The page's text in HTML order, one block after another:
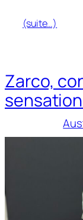
(suite…)
Zarco,